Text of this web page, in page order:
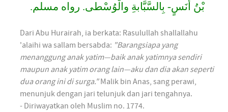
بْنُ أَنَسٍ- بِالسَّبَّابةِ والْوُسْطى. رواه مسلم.
Dari Abu Hurairah, ia berkata: Rasulullah shallallahu
'alaihi wa sallam bersabda: "Barangsiapa yang
menanggung anak yatim—baik anak yatimnya sendiri
maupun anak yatim orang lain—aku dan dia akan seperti
dua orang ini di surga."Malik bin Anas, sang perawi,
menunjuk dengan jari telunjuk dan jari tengahnya.
- Diriwayatkan oleh Muslim no. 1774.